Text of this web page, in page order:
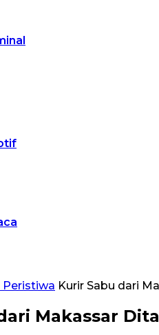
Peristiwa Kurir Sabu dari
Makassar